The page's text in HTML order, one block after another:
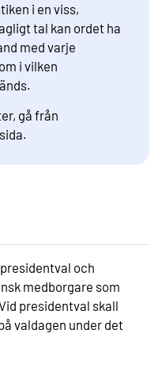
i en viss,
tal kan ordet ha
med varje
i vilken
gå från
och
medborgare som
presidentval skall
valdagen under det